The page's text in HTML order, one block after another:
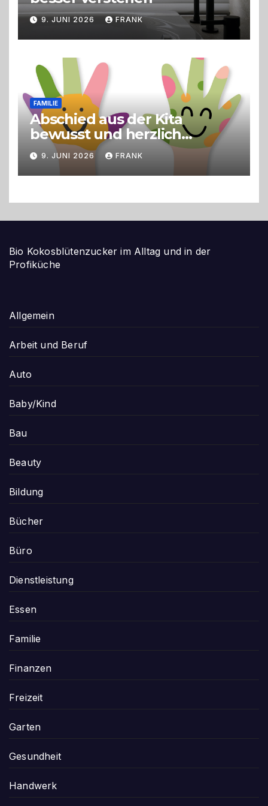
9. JUNI 2026 FRANK
FAMILIE
Abschied aus der Kita
bewusst und herzlich
gestalten
9. JUNI 2026 FRANK
Bio Kokosblütenzucker im Alltag und in der
Profiküche
Allgemein
Arbeit und Beruf
Auto
Baby/Kind
Bau
Beauty
Bildung
Bücher
Büro
Dienstleistung
Essen
Familie
Finanzen
Freizeit
Garten
Gesundheit
Handwerk